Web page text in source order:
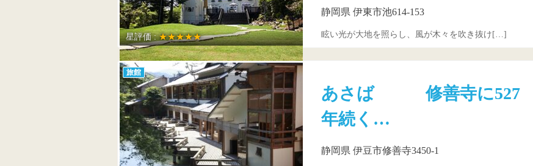
星評価 :★★★★★
静岡県 伊東市池614-153
眩い光が大地を照らし、風が木々を吹き抜け[…]
旅館
あさば 修善寺に527
年続く…
静岡県 伊豆市修善寺3450-1